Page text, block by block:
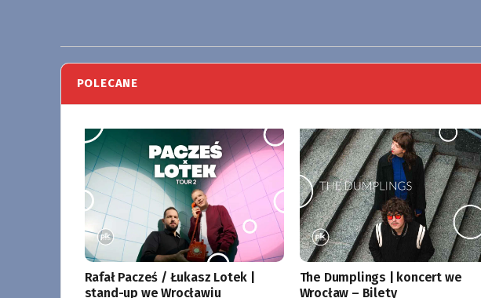
POLECANE
Rafał Pacześ / Łukasz Lotek |
stand-up we Wrocławiu
The Dumplings | koncert we
Wrocław – Bilety